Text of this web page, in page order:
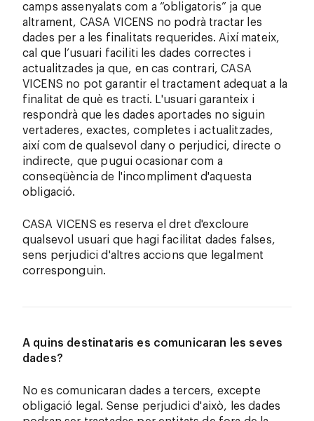
camps assenyalats com a “obligatoris” ja que
altrament, CASA VICENS no podrà tractar les
dades per a les finalitats requerides. Així mateix,
cal que l’usuari faciliti les dades correctes i
actualitzades ja que, en cas contrari, CASA
VICENS no pot garantir el tractament adequat a la
finalitat de què es tracti. L'usuari garanteix i
respondrà que les dades aportades no siguin
vertaderes, exactes, completes i actualitzades,
així com de qualsevol dany o perjudici, directe o
indirecte, que pugui ocasionar com a
conseqüència de l'incompliment d'aquesta
obligació.
CASA VICENS es reserva el dret d'excloure
qualsevol usuari que hagi facilitat dades falses,
sens perjudici d'altres accions que legalment
corresponguin.
A quins destinataris es comunicaran les seves
dades?
No es comunicaran dades a tercers, excepte
obligació legal. Sense perjudici d'això, les dades